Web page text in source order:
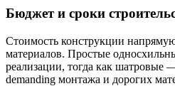
Бюджет и сроки
Стоимость конструкции
материалов. Простые
реализации, тогда как шатровые
demanding монтажа и дорогих